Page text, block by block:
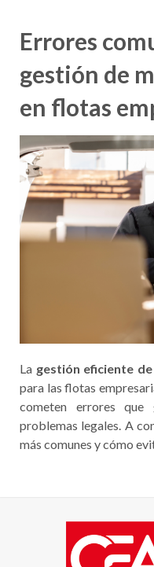
Errores
gestión de
en flotas
La gestión eficiente
para las flotas
cometen errores que
problemas legales. A
más comunes y cómo